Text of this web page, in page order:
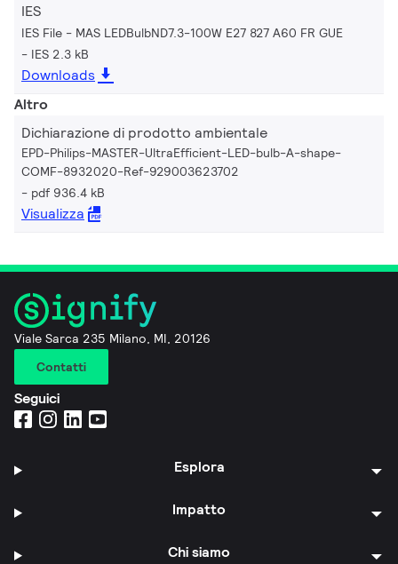
IES
IES File - MAS LEDBulbND7.3-100W E27 827 A60 FR GUE
IES 2.3 kB
Downloads
Altro
Dichiarazione di prodotto ambientale
EPD-Philips-MASTER-UltraEfficient-LED-bulb-A-shape-
COMF-8932020-Ref-929003623702
pdf 936.4 kB
Visualizza
Viale Sarca 235 Milano, MI, 20126
Contatti
Seguici
Esplora
Impatto
Chi siamo